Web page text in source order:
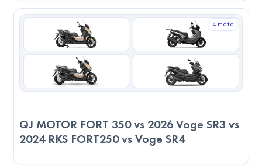
yoktur.
Yakıt Tüketimi ve Ekonomik Değerlendirme
2026 Voge SR3, 4L/100km tüketimiyle 100 km’de
1.87 TLyakıt harcar. Yakıt deposu 14 litre olduğu
için tam depo ile yaklaşık350 kmyol gidebilir ve depo
2023 CF MOTO 450 SR, 4.3L/100km tüketimiyle 100
km’de ortalama2.01 TLyakıt harcar. Yakıt deposu 14 litre
4 moto
QJ MOTOR FORT 350 vs 2026 Voge SR3 vs
2024 RKS FORT250 vs Voge SR4